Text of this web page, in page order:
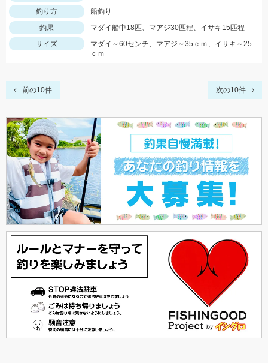
釣り方
船釣り
釣果
マダイ船中18匹、マアジ30匹程、イサキ15匹程
サイズ
マダイ～60センチ、マアジ～35ｃｍ、イサキ～25
ｃｍ
前の10件 次の10件